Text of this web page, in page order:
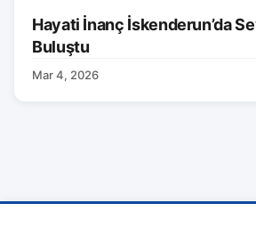
Hayati İnanç İskenderun’da
Buluştu
Mar 4, 2026